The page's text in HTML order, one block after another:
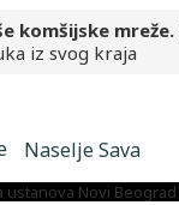
komšijske mreže.
iz svog kraja
Naselje Sava